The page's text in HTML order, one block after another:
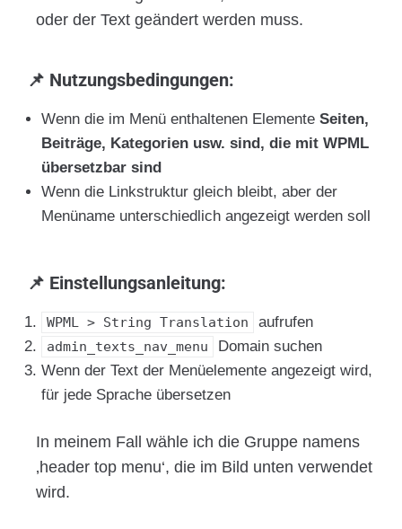
oder der Text geändert werden muss.
📌 Nutzungsbedingungen:
Wenn die im Menü enthaltenen Elemente Seiten,
Beiträge, Kategorien usw. sind, die mit WPML
übersetzbar sind
Wenn die Linkstruktur gleich bleibt, aber der
Menüname unterschiedlich angezeigt werden soll
📌 Einstellungsanleitung:
WPML > String Translation aufrufen
admin_texts_nav_menu
Domain suchen
Wenn der Text der Menüelemente angezeigt wird,
für jede Sprache übersetzen
In meinem Fall wähle ich die Gruppe namens
‚header top menu‘, die im Bild unten verwendet
wird.